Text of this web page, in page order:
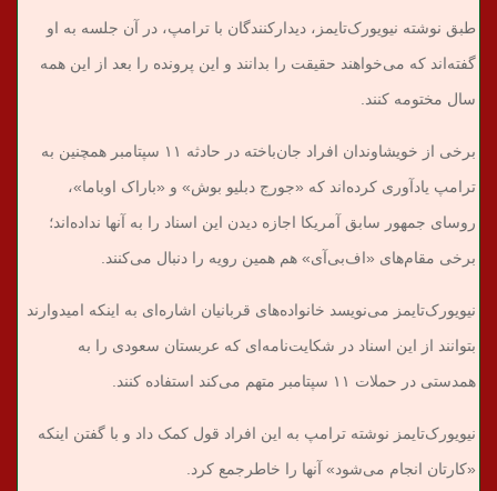
طبق نوشته نیویورک‌تایمز، دیدارکنندگان با ترامپ، در آن جلسه به او
گفته‌اند که می‌خواهند حقیقت را بدانند و این پرونده را بعد از این همه
سال مختومه کنند.
برخی از خویشاوندان افراد جان‌باخته در حادثه ۱۱ سپتامبر همچنین به
ترامپ یادآوری کرده‌اند که «جورج دبلیو بوش» و «باراک اوباما»،
روسای جمهور سابق آمریکا اجازه دیدن این اسناد را به آنها نداده‌اند؛
برخی مقام‌های «اف‌بی‌آی» هم همین رویه را دنبال می‌کنند.
نیویورک‌تایمز می‌نویسد خانواده‌های قربانیان اشاره‌ای به اینکه امیدوارند
بتوانند از این اسناد در شکایت‌نامه‌‌ای که عربستان سعودی را به
همدستی در حملات ۱۱ سپتامبر متهم می‌کند استفاده کنند.
نیویورک‌تایمز نوشته ترامپ به این افراد قول کمک داد و با گفتن اینکه
«کارتان انجام می‌شود» آنها را خاطرجمع کرد.